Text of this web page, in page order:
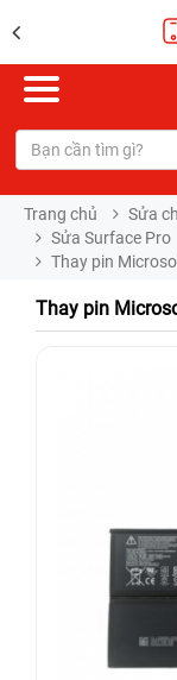
Trang chủ Sửa
Sửa Surface Pro
Thay pin
Thay pin